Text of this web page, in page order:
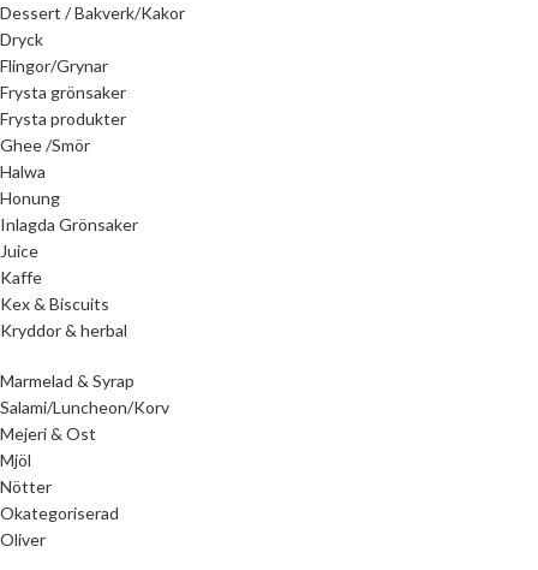
Dessert / Bakverk/Kakor
Dryck
Flingor/Grynar
Frysta grönsaker
Frysta produkter
Ghee /Smör
Halwa
Honung
Inlagda Grönsaker
Juice
Kaffe
Kex & Biscuits
Kryddor & herbal
Marmelad & Syrap
Salami/Luncheon/Korv
Mejeri & Ost
Mjöl
Nötter
Okategoriserad
Oliver